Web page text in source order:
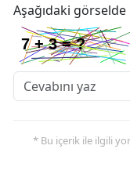
Aşağıdaki
* Bu içerik ile ilgili